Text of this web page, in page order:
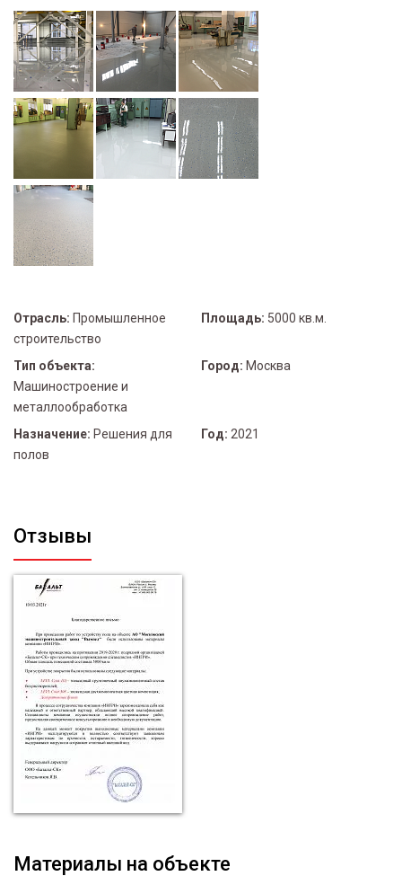
Отрасль: Промышленное
строительство
Площадь: 5000 кв.м.
Тип объекта:
Машиностроение и
металлообработка
Город: Москва
Назначение: Решения для
полов
Год: 2021
Отзывы
Материалы на объекте